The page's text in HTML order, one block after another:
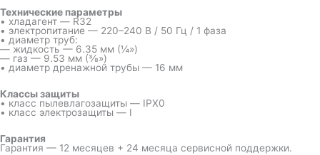
Технические параметры
• хладагент — R32
• электропитание — 220–240 В / 50 Гц / 1 фаза
• диаметр труб:
— жидкость — 6.35 мм (¼»)
— газ — 9.53 мм (⅜»)
• диаметр дренажной трубы — 16 мм
Классы защиты
• класс пылевлагозащиты — IPX0
• класс электрозащиты — I
Гарантия
Гарантия — 12 месяцев + 24 месяца сервисной поддержки.